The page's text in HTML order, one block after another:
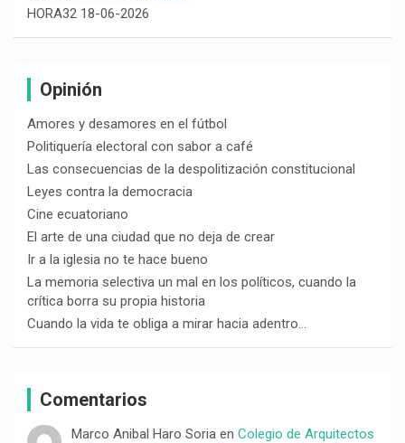
HORA32 18-06-2026
Opinión
Amores y desamores en el fútbol
Politiquería electoral con sabor a café
Las consecuencias de la despolitización constitucional
Leyes contra la democracia
Cine ecuatoriano
El arte de una ciudad que no deja de crear
Ir a la iglesia no te hace bueno
La memoria selectiva un mal en los políticos, cuando la
crítica borra su propia historia
Cuando la vida te obliga a mirar hacia adentro…
Comentarios
Marco Anibal Haro Soriaen Colegio de Arquitectos